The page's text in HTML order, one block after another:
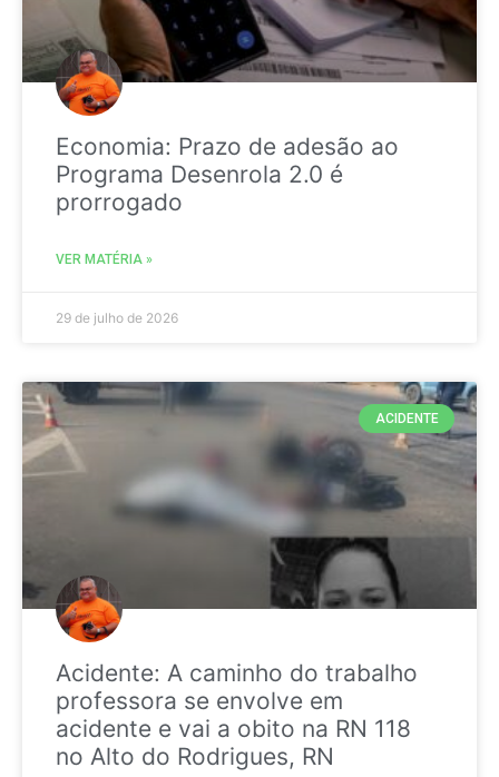
Economia: Prazo de adesão ao
Programa Desenrola 2.0 é
prorrogado
VER MATÉRIA »
29 de julho de 2026
ACIDENTE
Acidente: A caminho do trabalho
professora se envolve em
acidente e vai a obito na RN 118
no Alto do Rodrigues, RN